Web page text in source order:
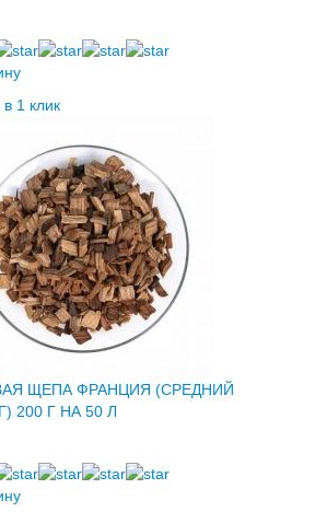
в 1 клик
ЩЕПА ФРАНЦИЯ (СРЕДНИЙ
200 Г НА 50 Л